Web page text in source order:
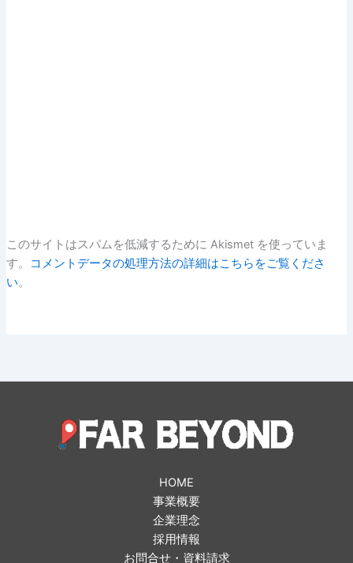
このサイトはスパムを低減するために Akismet を使っていま
す。
コメントデータの処理方法の詳細はこちらをご覧くださ
い。
HOME
事業概要
企業理念
採用情報
お問合せ・資料請求